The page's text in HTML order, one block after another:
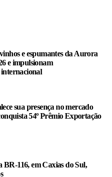
e espumantes da Aurora
e impulsionam
sua presença no mercado
54º Prêmio Exportação
BR-116, em Caxias do Sul,